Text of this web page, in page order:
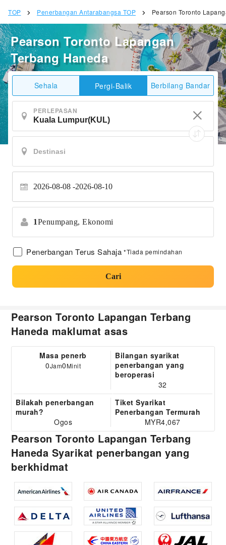
TOP Penerbangan Antarabangsa TOP Pearson Toronto
Pearson Toronto Lapangan
Terbang Haneda
Sehala Pergi-Balik Berbilang Bandar
PERLEPASAN
2026-08-08 2026-08-10
1Penumpang, Ekonomi
Penerbangan Terus Sahaja *Tiada pemindahan
Cari
Pearson Toronto Lapangan Terbang
Haneda maklumat asas
Masa penerb
0Jam0Minit
Bilangan syarikat
penerbangan yang
beroperasi
32
Bilakah penerbangan
murah?
Ogos
Tiket Syarikat
Penerbangan Termurah
MYR4,067
Pearson Toronto Lapangan Terbang
Haneda Syarikat penerbangan yang
berkhidmat